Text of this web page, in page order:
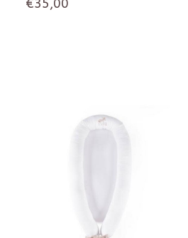
€35,00